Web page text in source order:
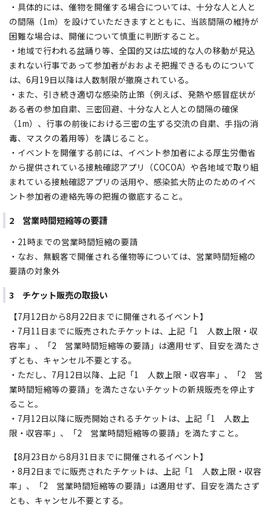
・具体的には、催物を開催する場合については、十分な人と人と
の間隔（1m）を設けていただきますとともに、当該間隔の維持が
困難な場合は、開催について慎重に判断すること。
・地域で行われる盆踊り等、全国的又は広域的な人の移動が見込
まれない行事であって参加者がおおよそ把握できるものについて
は、6月19日以降は人数制限が撤廃されている。
・また、引き続き適切な感染防止策（例えば、発熱や感冒症状が
ある者の参加自粛、三密回避、十分な人と人との間隔の確保
（1m）、行事の前後における三密の生ずる交流の自粛、手指の消
毒、マスクの着用等）を講じること。
・イベントを開催する前には、イベント参加者による厚生労働省
から提供されている接触確認アプリ（COCOA）や各地域で取り組
まれている接触確認アプリの活用や、感染拡大防止のためのイベ
ント参加者の連絡先等の把握の徹底すること。
2 営業時間短縮等の要請
・21時までの営業時間短縮の要請
・なお、無観客で開催される催物等については、営業時間短縮の
要請の対象外
3 チケット販売の取扱い
【7月12日から8月22日までに開催されるイベント】
・7月11日までに販売されたチケットは、上記「1 人数上限・収
容率」、「2 営業時間短縮等の要請」は適用せず、目安を満たさ
ずとも、キャンセル不要とする。
・ただし、7月12日以降、上記「1 人数上限・収容率」、「2 営
業時間短縮等の要請」を満たさないチケットの新規販売を停止す
ること。
・7月12日以降に販売開始されるチケットは、上記「1 人数上
限・収容率」、「2 営業時間短縮等の要請」を満たすこと。
【8月23日から8月31日までに開催されるイベント】
・8月2日までに販売されたチケットは、上記「1 人数上限・収容
率」、「2 営業時間短縮等の要請」は適用せず、目安を満たさず
とも、キャンセル不要とする。